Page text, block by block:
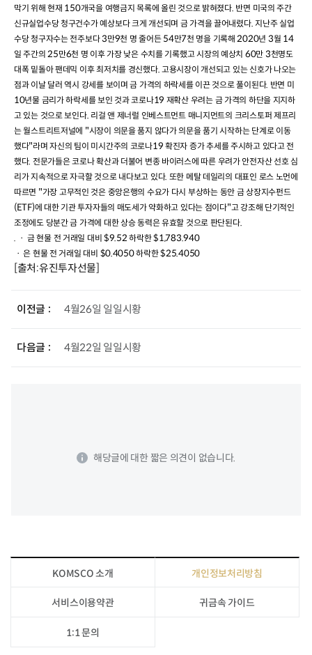
막기 위해 현재 150개국을 여행금지 목록에 올린 것으로 밝혀졌다. 반면 미국의 주간
신규실업수당 청구건수가 예상보다 크게 개선되며 금 가격을 끌어내렸다.지난주 실업
수당 청구자수는 전주보다3만9천 명 줄어든54만7천 명을 기록해 2020년 3월 14
일 주간의 25만6천 명 이후 가장 낮은 수치를 기록했고 시장의 예상치 60만 3천명도
대폭 밑돌아 팬데믹 이후 최저치를 경신했다.고용시장이 개선되고 있는 신호가 나오는
점과 이날 달러 역시 강세를 보이며 금 가격의 하락세를 이끈 것으로 풀이된다. 반면 미
10년물 금리가 하락세를 보인 것과 코로나19 재확산 우려는 금 가격의 하단을 지지하
고 있는 것으로 보인다. 리걸 앤 제너럴 인베스트먼트 매니지먼트의 크리스토퍼 제프리
는 월스트리트저널에 "시장이 의문을 품지 않다가 의문을 품기 시작하는 단계로 이동
했다"라며 자신의 팀이 미시간주의 코로나19확진자 증가 추세를 주시하고 있다고 전
했다. 전문가들은 코로나 확산과 더불어 변종 바이러스에 따른 우려가 안전자산 선호 심
리가 지속적으로 자극할 것으로 내다보고 있다. 또한 메탈 데일리의 대표인 로스 노먼에
따르면 "가장 고무적인 것은 중앙은행의 수요가 다시 부상하는 동안 금 상장지수펀드
(ETF)에 대한 기관 투자자들의 매도세가 약화하고 있다는 점이다"고 강조해 단기적인
조정에도 당분간 금 가격에 대한 상승 동력은 유효할 것으로 판단된다.
ㆍ 금 현물 전 거래일 대비 $9.52하락한$1,783.940
ㆍ 은 현물 전 거래일 대비 $0.4050하락한$25.4050
[출처:유진투자선물]
이전글 4월26일 일일시황
다음글 4월22일 일일시황
해당글에 대한 짧은 의견이 없습니다.
KOMSCO 소개 개인정보처리방침
서비스이용약관 귀금속 가이드
1:1 문의